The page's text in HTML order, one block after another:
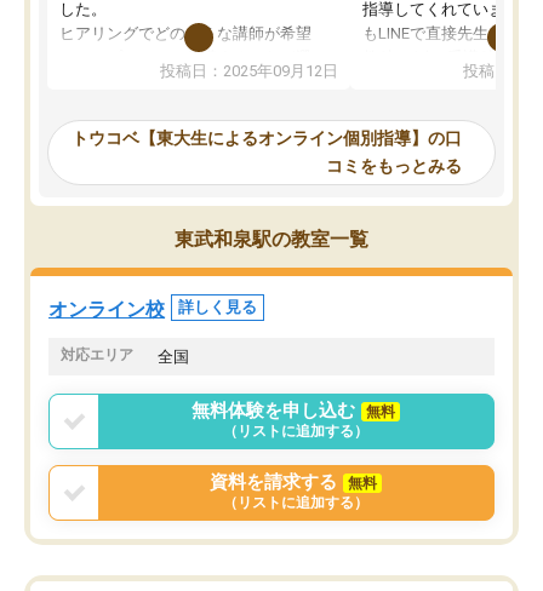
した。
ヒアリングでどのような講師が希望
か、オプションは付帯するかなど選ぶ
事が出来ました。
ーティングを行い、その講師で良いか
見てから講師を決定する事ができま
す。
うちの子は、初回面談の講師の方で決
オンラインツールを使用した単語帳の
共有があり宿題もそちらで出される形
でした。
言う事で講師変更の申し出があり、あ
まりに短期での変更だった為、塾に通
う事にして退会しました。遅れも取り
戻せ、授業内容や講師の方は良かった
と思います。
投稿日：2025年09月12日
指導してくれています。
もLINEで直接先生に質問
めれるので、個人に合
いなのがあり(有料)、受
ことをどんなスケジュー
くか相談したのですが、
ち期待したものではなく
内容でした。それでも明
やる気も出ましたし、苦
くなってきたようなので
投稿日：
トウコベ【東大生によるオンライン個別指導】の口
コミをもっとみる
東武和泉駅の教室一覧
オンライン校 詳しく見る
対応エリア 全国
無料体験を申し込む
無料
（リストに追加する）
資料を請求する
無料
（リストに追加する）